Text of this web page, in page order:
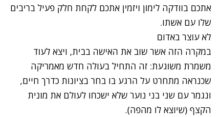
אתכם בוודקה לימון ויזמין אתכם לקחת חלק פעיל בריבים
שלו עם אשתו.
נסה שוב
לא עוצר באדום
במקרה הזה אשר שוב את האישה בבית, ויצא לעוד
משמרת משוגעת: זה התחיל בעולה חדש מאמריקה
שכנראה מתחרט על הרגע בו בחר בציונות כדרך חיים,
ונגמר עם שני בני נוער שלא ישכחו לעולם את מונית
הקצף (שיוצא לו מהפה).